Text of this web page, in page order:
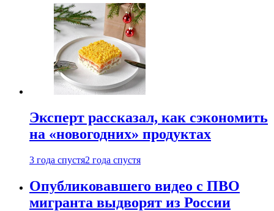
Эксперт рассказал, как сэкономить
на «новогодних» продуктах
3 года спустя2 года спустя
Опубликовавшего видео с ПВО
мигранта выдворят из России